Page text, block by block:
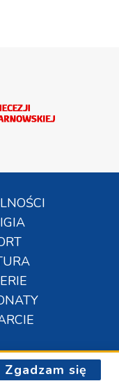
Zgadzam się